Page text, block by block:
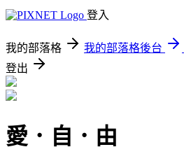
登入
我的部落格 我的部落格後台
登出
愛．自．由